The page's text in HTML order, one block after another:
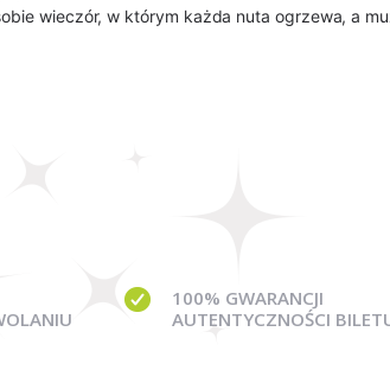
wieczór, w którym każda nuta ogrzewa, a
100% GWARANCJI
AUTENTYCZNOŚCI